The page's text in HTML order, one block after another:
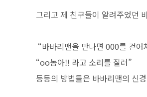
그리고 제 친구들이 알려주었던
“바바리맨을 만나면 000를 걷어
“oo놈아!! 라고 소리를 질러”
등등의 방법들은 바바리맨의 신